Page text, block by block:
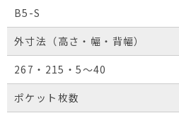
B5-S
外寸法（高さ・幅・背幅）
267・215・5～40
ポケット枚数